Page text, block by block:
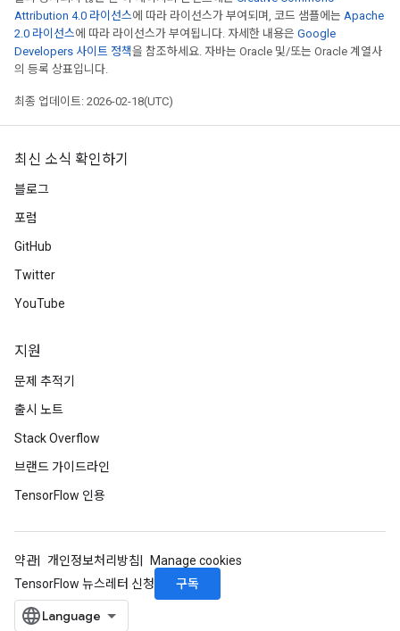
Attribution 4.0 라이선스에 따라 라이선스가 부여되며, 코드 샘플에는 Apache
2.0 라이선스에 따라 라이선스가 부여됩니다. 자세한 내용은 Google
Developers 사이트 정책을 참조하세요. 자바는 Oracle 및/또는 Oracle 계열사
의 등록 상표입니다.
최종 업데이트: 2026-02-18(UTC)
최신 소식 확인하기
블로그
포럼
GitHub
Twitter
YouTube
지원
문제 추적기
출시 노트
Stack Overflow
브랜드 가이드라인
TensorFlow 인용
약관 개인정보처리방침
Manage cookies
TensorFlow 뉴스레터 신청
구독